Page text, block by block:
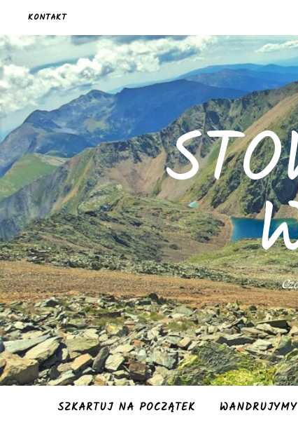
KONTAKT
SZKARTUJ NA POCZĄTEK